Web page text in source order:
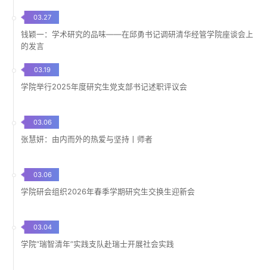
03.27
钱颖一：学术研究的品味——在邱勇书记调研清华经管学院座谈会上
的发言
03.19
学院举行2025年度研究生党支部书记述职评议会
03.06
张慧妍：由内而外的热爱与坚持丨师者
03.06
学院研会组织2026年春季学期研究生交换生迎新会
03.04
学院“瑞智清年”实践支队赴瑞士开展社会实践